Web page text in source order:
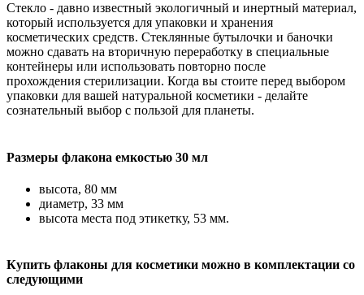
Стекло - давно известный экологичный и инертный материал,
который используется для упаковки и хранения
косметических средств. Стеклянные бутылочки и баночки
можно сдавать на вторичную переработку в специальные
контейнеры или использовать повторно после
прохождения стерилизации. Когда вы стоите перед выбором
упаковки для вашей натуральной косметики - делайте
сознательный выбор с пользой для планеты.
Размеры флакона емкостью 30 мл
высота, 80 мм
диаметр, 33 мм
высота места под этикетку, 53 мм.
Купить флаконы для косметики можно в комплектации со
следующими